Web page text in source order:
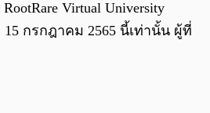
Virtual University
กรกฎาคม 2565 นี้เท่านั้น ผู้ที่